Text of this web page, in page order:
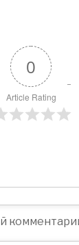
0
Article Rating